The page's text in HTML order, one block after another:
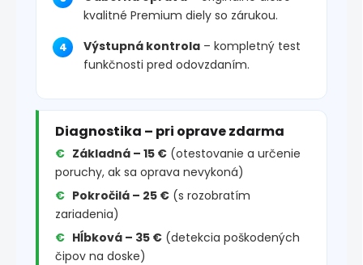
kvalitné Premium diely so zárukou.
Výstupná kontrola – kompletný test
funkčnosti pred odovzdaním.
Diagnostika – pri oprave zdarma
Základná – 15 € (otestovanie a určenie
poruchy, ak sa oprava nevykoná)
Pokročilá – 25 € (s rozobratím
zariadenia)
Hĺbková – 35 € (detekcia poškodených
čipov na doske)